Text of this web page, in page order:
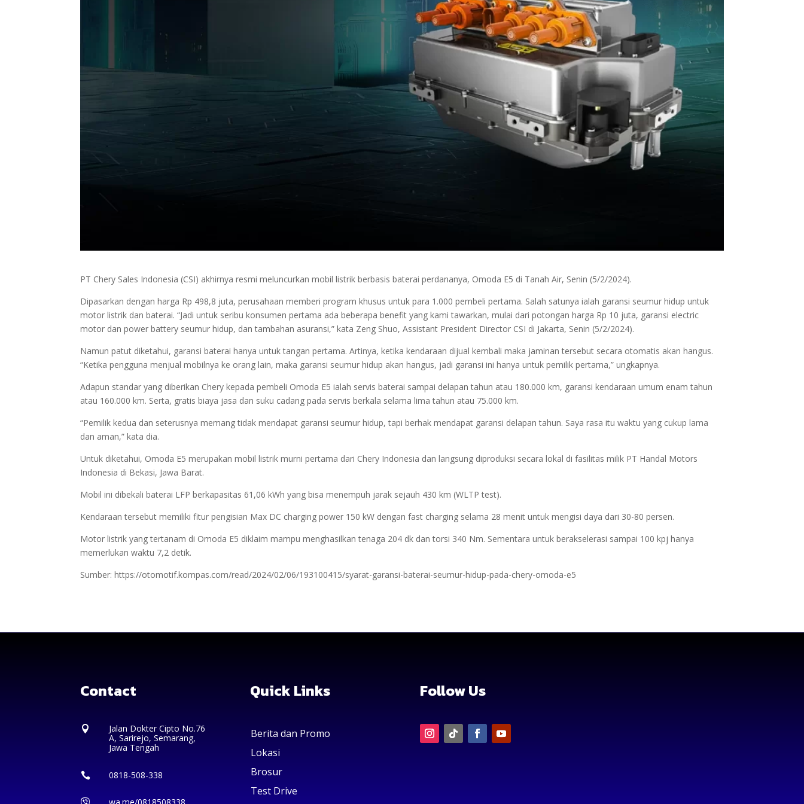
PT Chery Sales Indonesia (CSI) akhirnya resmi meluncurkan mobil listrik berbasis baterai perdananya, Omoda E5 di Tanah Air, Senin (5/2/2024).
Dipasarkan dengan harga Rp 498,8 juta, perusahaan memberi program khusus untuk para 1.000 pembeli pertama. Salah satunya ialah garansi seumur hidup untuk
motor listrik dan baterai. “Jadi untuk seribu konsumen pertama ada beberapa benefit yang kami tawarkan, mulai dari potongan harga Rp 10 juta, garansi electric
motor dan power battery seumur hidup, dan tambahan asuransi,” kata Zeng Shuo, Assistant President Director CSI di Jakarta, Senin (5/2/2024).
Namun patut diketahui, garansi baterai hanya untuk tangan pertama. Artinya, ketika kendaraan dijual kembali maka jaminan tersebut secara otomatis akan hangus.
“Ketika pengguna menjual mobilnya ke orang lain, maka garansi seumur hidup akan hangus, jadi garansi ini hanya untuk pemilik pertama,” ungkapnya.
Adapun standar yang diberikan Chery kepada pembeli Omoda E5 ialah servis baterai sampai delapan tahun atau 180.000 km, garansi kendaraan umum enam tahun
atau 160.000 km. Serta, gratis biaya jasa dan suku cadang pada servis berkala selama lima tahun atau 75.000 km.
“Pemilik kedua dan seterusnya memang tidak mendapat garansi seumur hidup, tapi berhak mendapat garansi delapan tahun. Saya rasa itu waktu yang cukup lama
dan aman,” kata dia.
Untuk diketahui, Omoda E5 merupakan mobil listrik murni pertama dari Chery Indonesia dan langsung diproduksi secara lokal di fasilitas milik PT Handal Motors
Indonesia di Bekasi, Jawa Barat.
Mobil ini dibekali baterai LFP berkapasitas 61,06 kWh yang bisa menempuh jarak sejauh 430 km (WLTP test).
Kendaraan tersebut memiliki fitur pengisian Max DC charging power 150 kW dengan fast charging selama 28 menit untuk mengisi daya dari 30-80 persen.
Motor listrik yang tertanam di Omoda E5 diklaim mampu menghasilkan tenaga 204 dk dan torsi 340 Nm. Sementara untuk berakselerasi sampai 100 kpj hanya
memerlukan waktu 7,2 detik.
Sumber: https://otomotif.kompas.com/read/2024/02/06/193100415/syarat-garansi-baterai-seumur-hidup-pada-chery-omoda-e5
Contact

Jalan Dokter Cipto No.76
A, Sarirejo, Semarang,
Jawa Tengah
 0818-508-338
Quick Links
Berita dan Promo
Lokasi
Brosur
Test Drive
Follow Us